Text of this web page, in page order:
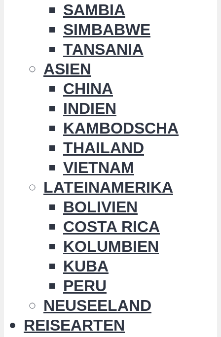
SAMBIA
SIMBABWE
TANSANIA
ASIEN
CHINA
INDIEN
KAMBODSCHA
THAILAND
VIETNAM
LATEINAMERIKA
BOLIVIEN
COSTA RICA
KOLUMBIEN
KUBA
PERU
NEUSEELAND
REISEARTEN